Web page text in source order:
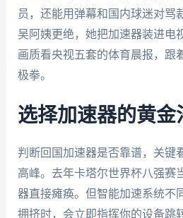
员，还能用弹幕和国内球迷对骂
吴阿姨更绝，她把加速器装进电
画质看央视五套的体育晨报，跟
极拳。
选择加速器的黄金
判断回国加速器是否靠谱，关键
高峰。去年卡塔尔世界杯八强赛
器直接瘫痪。但智能加速系统不
拥挤时，会立即指挥你的设备